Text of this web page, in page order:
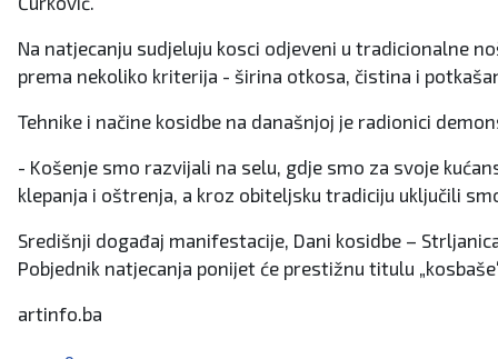
Na natjecanju sudjeluju kosci odjeveni u tradicionalne
prema nekoliko kriterija - širina otkosa, čistina i
Tehnike i načine kosidbe na današnjoj je radionici
- Košenje smo razvijali na selu, gdje smo za svoje
klepanja i oštrenja, a kroz obiteljsku tradiciju uključili
Središnji događaj manifestacije, Dani kosidbe –
Pobjednik natjecanja ponijet će prestižnu titulu
artinfo.ba